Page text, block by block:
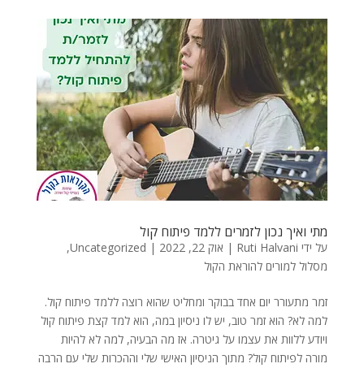
מתי ואיך נכון לזמרים ללמד פיתוח קול
על ידי Ruti Halvani
| אוק 22, 2022 |
Uncategorized
,
מסלול למורים להוראת הקול
זמר מתעורר יום אחד בבוקר ומחליט שהוא רוצה ללמד פיתוח קול.
למה לא? הוא זמר טוב, יש לו ניסיון במה, הוא למד קצת פיתוח קול
ויודע ללוות את עצמו על גיטרה. אז מה הבעיה, למה לא להיות
מורה לפיתוח קול? מתוך הניסיון האישי שלי וההכרות שלי עם הרבה